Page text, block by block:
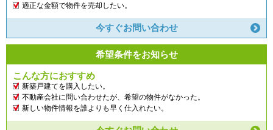
適正な金額で物件を売却したい。
今すぐお問い合わせ
希望条件をお知らせ
こんな方におすすめ
新築戸建てを購入したい。
不動産会社に問い合わせたが、希望の物件がなかった。
新しい物件情報を誰よりも早く仕入れたい。